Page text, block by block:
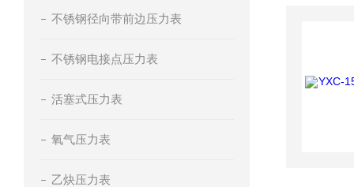
不锈钢径向带前边压力表
不锈钢电接点压力表
活塞式压力表
氧气压力表
乙炔压力表